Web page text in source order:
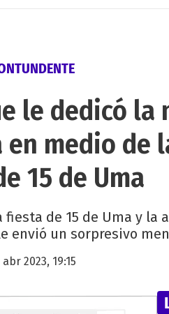
le dedicó la
en medio de
15 de Uma
de 15 de Uma y la
un sorpresivo
abr 2023, 19:15